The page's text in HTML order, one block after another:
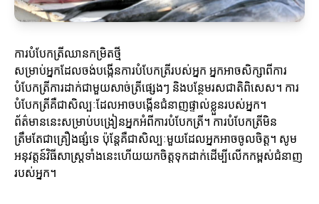
ការបំបែកត្រីឈានកម្រិតថ្មី
សម្រាប់អ្នកដែលចង់បង្កើនការបំបែកត្រីរបស់អ្នក អ្នកអាចសិក្សាពីការ
បំបែកត្រីការដាក់ជាមួយសាច់ត្រីផ្សេងៗ និងបន្ថែមរសជាតិពិសេស។ ការ
បំបែកត្រីគឺជាសិល្បៈដែលអាចបង្កើនជំនាញផ្ទាល់ខ្លួនរបស់អ្នក។
ព័ត៌មាននេះសម្រាប់បង្រៀនអ្នកអំពីការបំបែកត្រី។ ការបំបែកត្រីមិន
ត្រឹមតែជាគ្រឿងផ្សំទេ ប៉ុន្តែគឺជាសិល្បៈមួយដែលអ្នកអាចចូលចិត្ត។ សូម
អនុវត្តន៍វិធីសាស្រ្តទាំងនេះហើយយកចិត្តទុកដាក់ដើម្បីលើកកម្ពស់ជំនាញ
របស់អ្នក។